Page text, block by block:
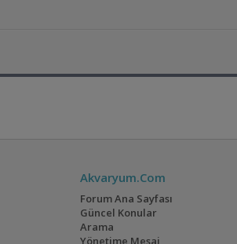
Akvaryum.Com
Forum Ana Sayfası
Güncel Konular
Arama
Yönetime Mesaj